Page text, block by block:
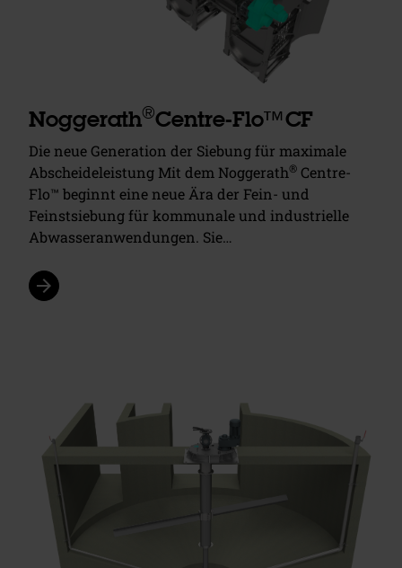
Noggerath®Centre-Flo™CF
Die neue Generation der Siebung für maximale
Abscheideleistung Mit dem Noggerath® Centre-
Flo™ beginnt eine neue Ära der Fein- und
Feinstsiebung für kommunale und industrielle
Abwasseranwendungen. Sie…
arrow_forward